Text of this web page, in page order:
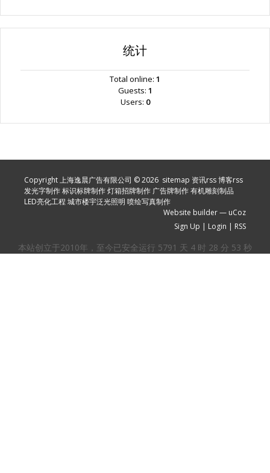
统计
Total online: 1
Guests: 1
Users: 0
Copyright 上海逸晨广告有限公司 © 2026 sitemap 资讯rss博客rss
发光字制作标识标牌制作灯箱招牌制作 广告牌制作有机雕刻制品
LED亮化工程 城市楼宇泛光照明 喷绘写真制作
Website builder— uCoz
Sign Up | Login | RSS
本站创立于2010年，至今已安全运行 5791 天 4 时 28 分 54 秒